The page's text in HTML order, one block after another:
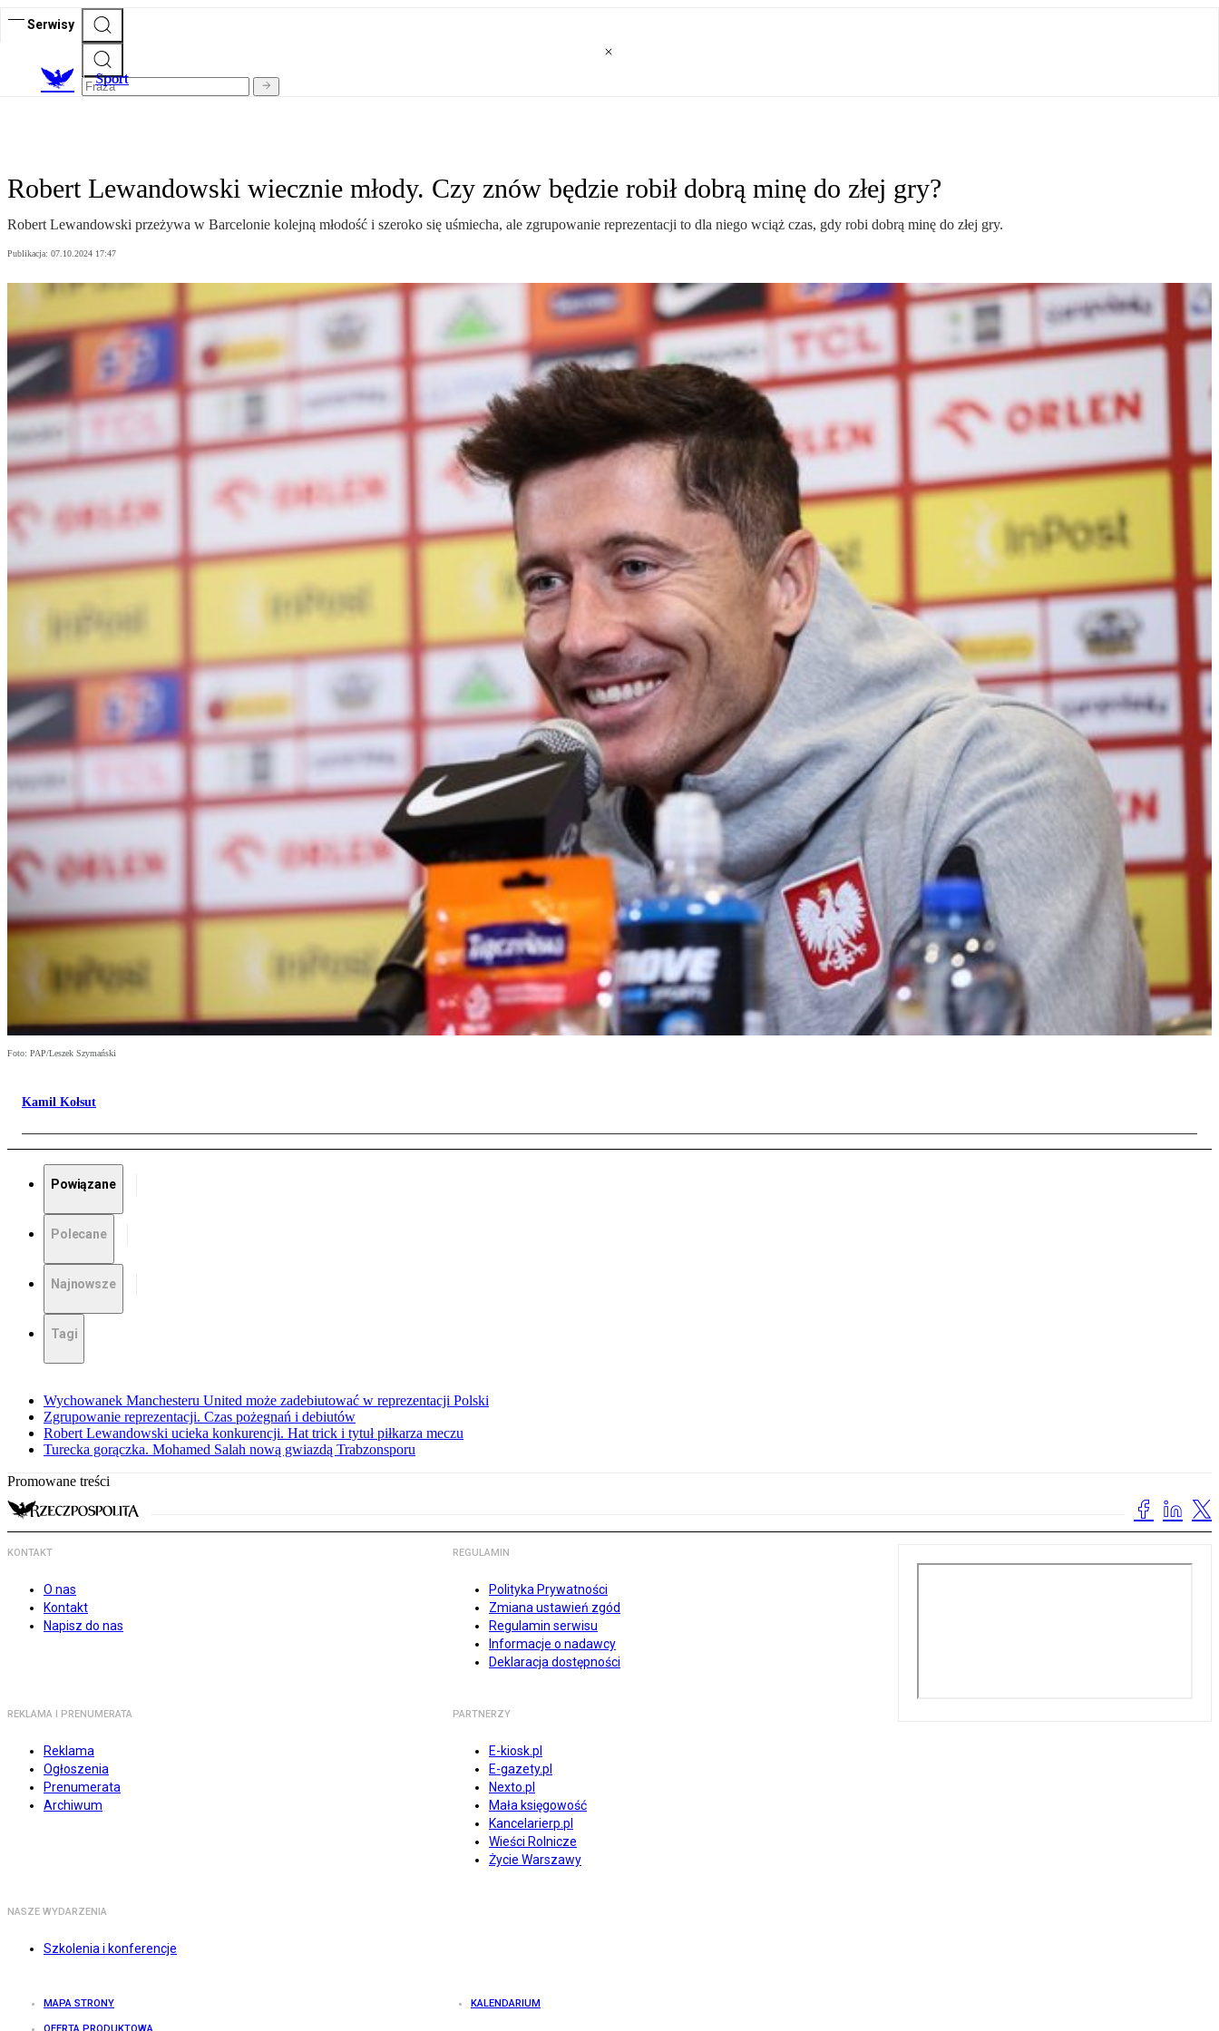
Serwisy
Sport
Robert Lewandowski wiecznie młody. Czy znów będzie robił dobrą minę do złej gry?
Robert Lewandowski przeżywa w Barcelonie kolejną młodość i szeroko się uśmiecha, ale zgrupowanie reprezentacji to dla niego wciąż czas, gdy robi dobrą minę do złej gry.
Publikacja: 07.10.2024 17:47
Foto: PAP/Leszek Szymański
Kamil Kołsut
Powiązane
Polecane
Najnowsze
Tagi
Wychowanek Manchesteru United może zadebiutować w reprezentacji Polski
Zgrupowanie reprezentacji. Czas pożegnań i debiutów
Robert Lewandowski ucieka konkurencji. Hat trick i tytuł piłkarza meczu
Turecka gorączka. Mohamed Salah nową gwiazdą Trabzonsporu
Promowane treści
KONTAKT
O nas
Kontakt
Napisz do nas
REGULAMIN
Polityka Prywatności
Zmiana ustawień zgód
Regulamin serwisu
Informacje o nadawcy
Deklaracja dostępności
REKLAMA I PRENUMERATA
Reklama
Ogłoszenia
Prenumerata
Archiwum
PARTNERZY
E-kiosk.pl
E-gazety.pl
Nexto.pl
Mała księgowość
Kancelarierp.pl
Wieści Rolnicze
Życie Warszawy
NASZE WYDARZENIA
Szkolenia i konferencje
MAPA STRONY KALENDARIUM